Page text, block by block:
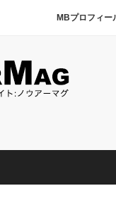
MBプロフィー